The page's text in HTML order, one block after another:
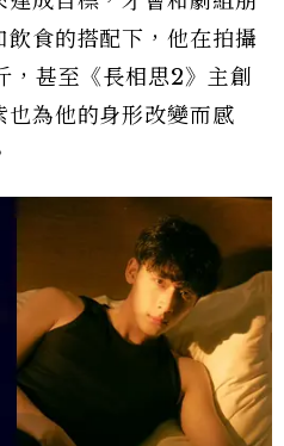
食的搭配下，他在拍攝
，甚至《長相思2》主創
為他的身形改變而感